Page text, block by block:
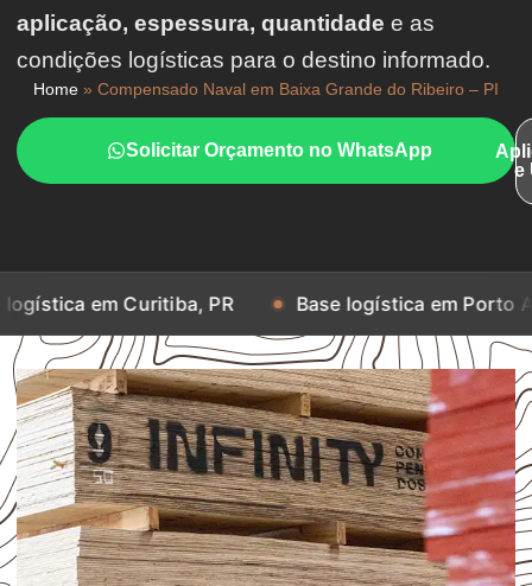
aplicação, espessura, quantidade e as
condições logísticas para o destino informado.
Home » Compensado Naval em Baixa Grande do Ribeiro – PI
Solicitar Orçamento no WhatsApp
e
Curitiba, PR Base logística em Porto Alegre, RS